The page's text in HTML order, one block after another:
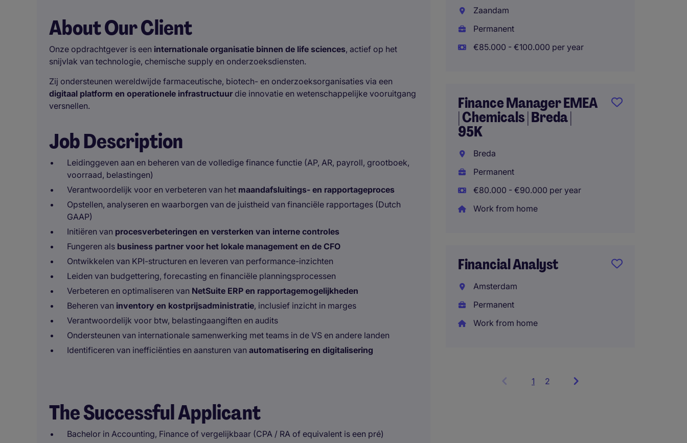
About Our Client
Onze opdrachtgever is een internationale organisatie binnen de life sciences, actief op het
snijvlak van technologie, chemische supply en onderzoeksdiensten.
Zij ondersteunen wereldwijde farmaceutische, biotech- en onderzoeksorganisaties via een
digitaal platform en operationele infrastructuur die innovatie en wetenschappelijke vooruitgang
versnellen.
Job Description
Leidinggeven aan en beheren van de volledige finance functie (AP, AR, payroll, grootboek,
voorraad, belastingen)
Verantwoordelijk voor en verbeteren van het maandafsluitings- en rapportageproces
Opstellen, analyseren en waarborgen van de juistheid van financiële rapportages (Dutch
GAAP)
Initiëren van procesverbeteringen en versterken van interne controles
Fungeren als business partner voor het lokale management en de CFO
Ontwikkelen van KPI-structuren en leveren van performance-inzichten
Leiden van budgettering, forecasting en financiële planningsprocessen
Verbeteren en optimaliseren van NetSuite ERP en rapportagemogelijkheden
Beheren van inventory en kostprijsadministratie, inclusief inzicht in marges
Verantwoordelijk voor btw, belastingaangiften en audits
Ondersteunen van internationale samenwerking met teams in de VS en andere landen
Identificeren van inefficiënties en aansturen van automatisering en digitalisering
The Successful Applicant
Bachelor in Accounting, Finance of vergelijkbaar (CPA / RA of equivalent is een pré)
Zaandam
Permanent
€85.000 - €100.000 per year
Finance Manager EMEA
| Chemicals | Breda |
95K
Breda
Permanent
€80.000 - €90.000 per year
Work from home
Financial Analyst
Amsterdam
Permanent
Work from home
1 Showing
2